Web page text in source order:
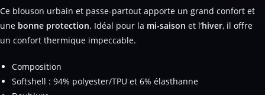
Ce blouson urbain et passe-partout apporte un grand confort et
une bonne protection. Idéal pour la mi-saison et l’hiver, il offre
un confort thermique impeccable.
Composition
Softshell : 94% polyester/TPU et 6% élasthanne